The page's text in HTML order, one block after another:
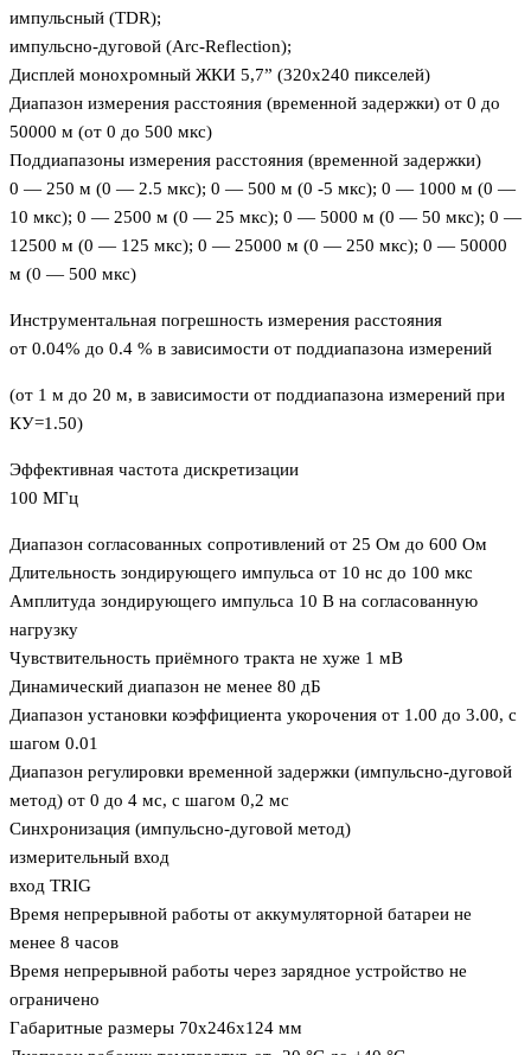
импульсный (TDR);
импульсно-дуговой (Arc-Reflection);
Дисплей монохромный ЖКИ 5,7” (320х240 пикселей)
Диапазон измерения расстояния (временной задержки) от 0 до
50000 м (от 0 до 500 мкс)
Поддиапазоны измерения расстояния (временной задержки)
0 — 250 м (0 — 2.5 мкс); 0 — 500 м (0 -5 мкс); 0 — 1000 м (0 —
10 мкс); 0 — 2500 м (0 — 25 мкс); 0 — 5000 м (0 — 50 мкс); 0 —
12500 м (0 — 125 мкс); 0 — 25000 м (0 — 250 мкс); 0 — 50000
м (0 — 500 мкс)
Инструментальная погрешность измерения расстояния
от 0.04% до 0.4 % в зависимости от поддиапазона измерений
(от 1 м до 20 м, в зависимости от поддиапазона измерений при
КУ=1.50)
Эффективная частота дискретизации
100 МГц
Диапазон согласованных сопротивлений от 25 Ом до 600 Ом
Длительность зондирующего импульса от 10 нс до 100 мкс
Амплитуда зондирующего импульса 10 В на согласованную
нагрузку
Чувствительность приёмного тракта не хуже 1 мВ
Динамический диапазон не менее 80 дБ
Диапазон установки коэффициента укорочения от 1.00 до 3.00, с
шагом 0.01
Диапазон регулировки временной задержки (импульсно-дуговой
метод) от 0 до 4 мс, с шагом 0,2 мс
Синхронизация (импульсно-дуговой метод)
измерительный вход
вход TRIG
Время непрерывной работы от аккумуляторной батареи не
менее 8 часов
Время непрерывной работы через зарядное устройство не
ограничено
Габаритные размеры 70х246х124 мм